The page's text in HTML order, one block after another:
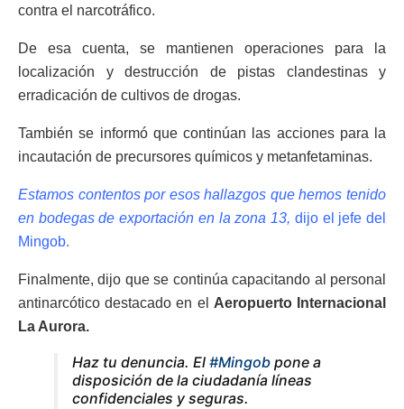
contra el narcotráfico.
De esa cuenta, se mantienen operaciones para la
localización y destrucción de pistas clandestinas y
erradicación de cultivos de drogas.
También se informó que continúan las acciones para la
incautación de precursores químicos y metanfetaminas.
Estamos contentos por esos hallazgos que hemos tenido
en bodegas de exportación en la zona 13, dijo el jefe del
Mingob.
Finalmente, dijo que se continúa capacitando al personal
antinarcótico destacado en el Aeropuerto Internacional
La Aurora.
Haz tu denuncia. El #Mingob pone a
disposición de la ciudadanía líneas
confidenciales y seguras.